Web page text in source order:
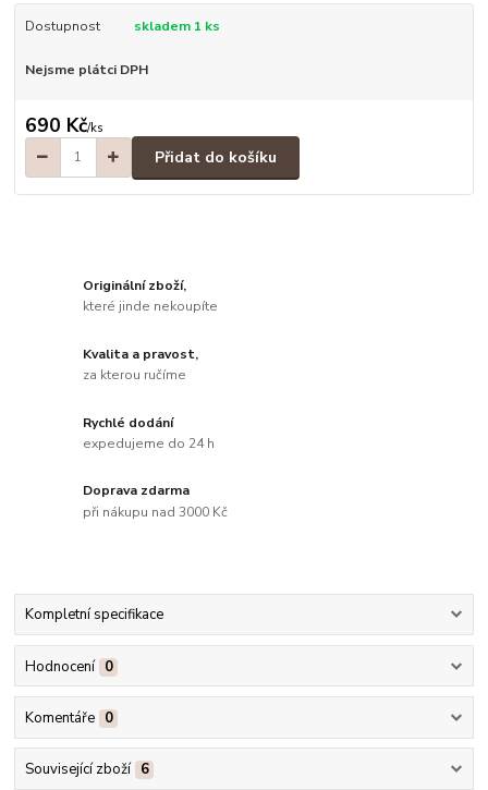
Dostupnost skladem 1 ks
Nejsme plátci DPH
690 Kč/ks
Přidat do košíku
Originální zboží,
které jinde nekoupíte
Kvalita a pravost,
za kterou ručíme
Rychlé dodání
expedujeme do 24 h
Doprava zdarma
při nákupu nad 3000 Kč
Kompletní specifikace
Hodnocení 0
Komentáře 0
Související zboží 6